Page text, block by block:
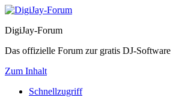
DigiJay-Forum
Das offizielle Forum zur gratis DJ-Software
Zum Inhalt
Schnellzugriff